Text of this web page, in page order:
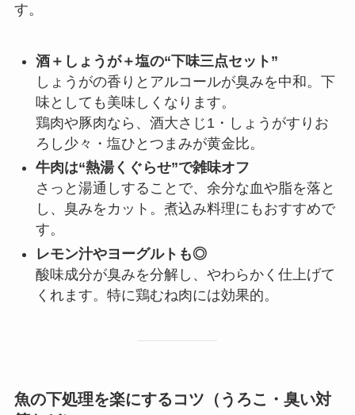
す。
酒＋しょうが＋塩の“下味三点セット”
しょうがの香りとアルコールが臭みを中和。下
味としても美味しくなります。
鶏肉や豚肉なら、酒大さじ1・しょうがすりお
ろし少々・塩ひとつまみが黄金比。
牛肉は“熱湯くぐらせ”で雑味オフ
さっと湯通しすることで、余分な血や脂を落と
し、臭みをカット。煮込み料理にもおすすめで
す。
レモン汁やヨーグルトも◎
酸味成分が臭みを分解し、やわらかく仕上げて
くれます。特に鶏むね肉には効果的。
魚の下処理を楽にするコツ（うろこ・臭い対